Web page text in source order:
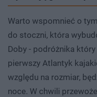
Warto wspomnieć o
do stoczni, która
Doby - podróżnika który
pierwszy Atlantyk
względu na rozmiar,
noce. W chwili